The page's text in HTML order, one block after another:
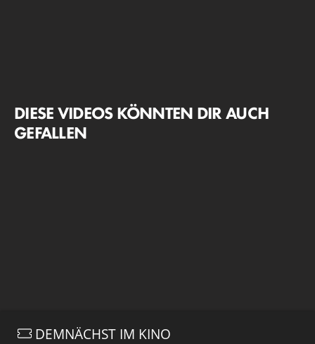
DIESE VIDEOS KÖNNTEN DIR AUCH
GEFALLEN
DEMNÄCHST IM KINO